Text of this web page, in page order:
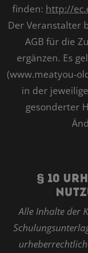
finden: http://
Der Veranstalter
AGB für die
ergänzen. Es
(www.meatyou-
in der
gesonderter
§ 10
Alle Inhalte der